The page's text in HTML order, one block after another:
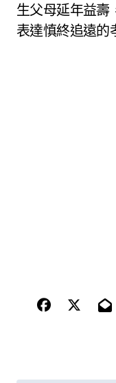
生父母延年益壽
表達慎終追遠的